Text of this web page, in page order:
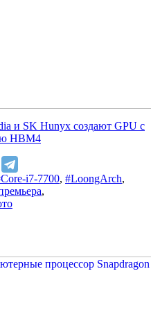
и SK Hunyx создают GPU с
HBM4
i7-7700, #LoongArch,
,